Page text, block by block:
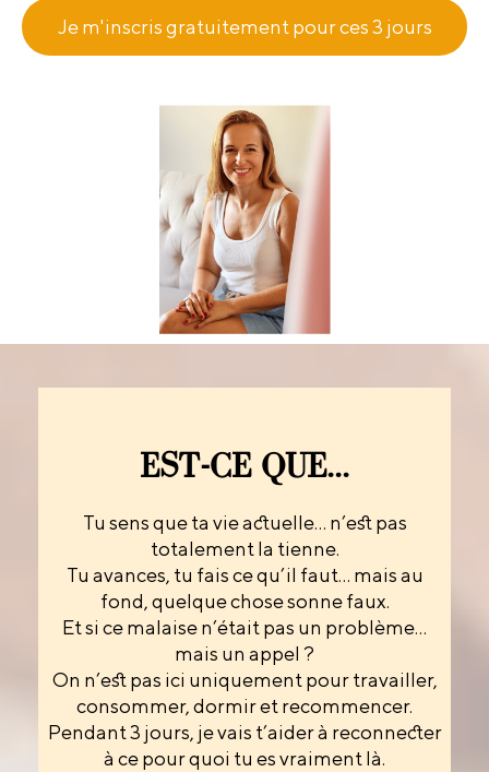
Je m'inscris gratuitement pour ces 3 jours
EST-CE QUE...
Tu sens que ta vie actuelle… n’est pas
totalement la tienne.
Tu avances, tu fais ce qu’il faut… mais au
fond, quelque chose sonne faux.
Et si ce malaise n’était pas un problème…
mais un appel ?
On n’est pas ici uniquement pour travailler,
consommer, dormir et recommencer.
Pendant 3 jours, je vais t’aider à reconnecter
à ce pour quoi tu es vraiment là.